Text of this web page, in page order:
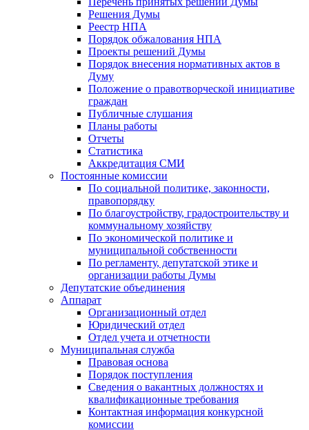
Решения Думы
Реестр НПА
Порядок обжалования НПА
Проекты решений Думы
Порядок внесения нормативных актов в
Думу
Положение о правотворческой инициативе
граждан
Публичные слушания
Планы работы
Отчеты
Статистика
Аккредитация СМИ
Постоянные комиссии
По социальной политике, законности,
правопорядку
По благоустройству, градостроительству и
коммунальному хозяйству
По экономической политике и
муниципальной собственности
По регламенту, депутатской этике и
организации работы Думы
Депутатские объединения
Аппарат
Организационный отдел
Юридический отдел
Отдел учета и отчетности
Муниципальная служба
Правовая основа
Порядок поступления
Сведения о вакантных должностях и
квалификационные требования
Контактная информация конкурсной
комиссии